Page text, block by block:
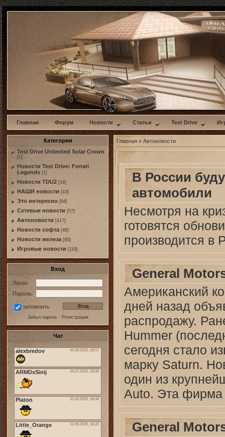
w
Главная Форум Новости Статьи Test Drive
Категории
Test Drive Unlimited Solar Crown
[1]
Новости Test Drive: Ferrari
Legends [1]
Новости TDU2 [34]
НАШИ новости [43]
Это интересно [84]
Сетевые новости [57]
Автоновости [417]
Новости софта [48]
Новоcти железа [90]
Игровые новости [119]
Вход
Логин:
Пароль:
запомнить
Забыл пароль· Регистрация
Чат
Главная » Автоновости
В России
автомобили
Несмотря на
готовятся
производится в
General
Американский
дней назад
распродажу.
Hummer
сегодня стало
марку Saturn.
один из
Auto. Эта фирма
General